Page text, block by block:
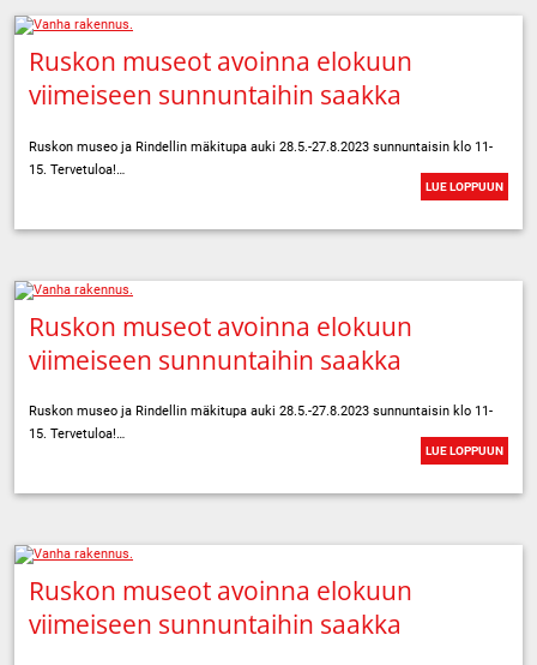
Ruskon museot avoinna elokuun
viimeiseen sunnuntaihin saakka
Ruskon museo ja Rindellin mäkitupa auki 28.5.-27.8.2023 sunnuntaisin klo 11-
15. Tervetuloa!…
LUE LOPPUUN
Ruskon museot avoinna elokuun
viimeiseen sunnuntaihin saakka
Ruskon museo ja Rindellin mäkitupa auki 28.5.-27.8.2023 sunnuntaisin klo 11-
15. Tervetuloa!…
LUE LOPPUUN
Ruskon museot avoinna elokuun
viimeiseen sunnuntaihin saakka